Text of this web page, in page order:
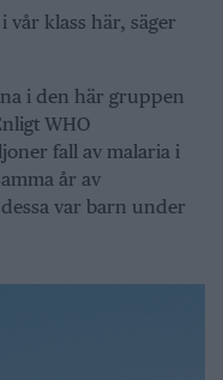
vår klass här, säger
i den här gruppen
WHO
fall av malaria i
år av
var barn under